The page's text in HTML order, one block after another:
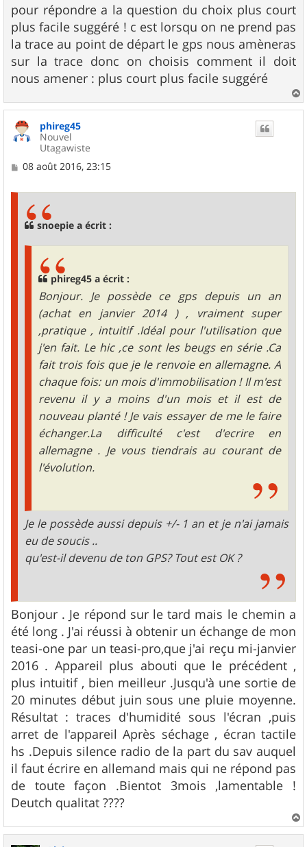
s
s
a
g
e
pour répondre a la question du choix plus court
plus facile suggéré ! c est lorsqu on ne prend pas
la trace au point de départ le gps nous amèneras
sur la trace donc on choisis comment il doit
nous amener : plus court plus facile suggéré
a
phireg45
Nouvel
Utagawiste
M
08 août 2016, 23:15
snoepie a écrit :
phireg45 a écrit :
Bonjour. Je possède ce gps depuis un an
(achat en janvier 2014 ) , vraiment super
,pratique , intuitif .Idéal pour l'utilisation que
j'en fait. Le hic ,ce sont les beugs en série .Ca
fait trois fois que je le renvoie en allemagne. A
chaque fois: un mois d'immobilisation ! Il m'est
revenu il y a moins d'un mois et il est de
nouveau planté ! Je vais essayer de me le faire
échanger.La difficulté c'est d'ecrire en
allemagne . Je vous tiendrais au courant de
l'évolution.
Je le possède aussi depuis +/- 1 an et je n'ai jamais
eu de soucis ..
qu'est-il devenu de ton GPS? Tout est OK ?
Bonjour . Je répond sur le tard mais le chemin a
été long . J'ai réussi à obtenir un échange de mon
teasi-one par un teasi-pro,que j'ai reçu mi-janvier
2016 . Appareil plus abouti que le précédent ,
plus intuitif , bien meilleur .Jusqu'à une sortie de
20 minutes début juin sous une pluie moyenne.
Résultat : traces d'humidité sous l'écran ,puis
arret de l'appareil Après séchage , écran tactile
hs .Depuis silence radio de la part du sav auquel
il faut écrire en allemand mais qui ne répond pas
de toute façon .Bientot 3mois ,lamentable !
Deutch qualitat ????
a